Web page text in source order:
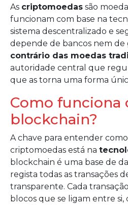
As criptomoedas são
funcionam com base na
sistema descentralizado e
depende de bancos nem de
contrário das moedas
autoridade central que
que as torna uma forma
Como funciona
blockchain?
A chave para entender
criptomoedas está na
blockchain é uma base de
regista todas as transações
transparente. Cada
blocos que se ligam entre